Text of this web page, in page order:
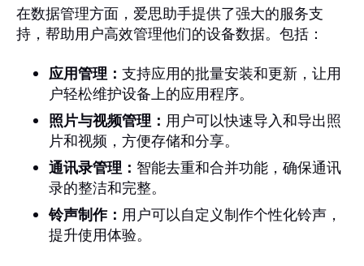
在数据管理方面，爱思助手提供了强大的服务支
持，帮助用户高效管理他们的设备数据。包括：
应用管理： 支持应用的批量安装和更新，让用
户轻松维护设备上的应用程序。
照片与视频管理： 用户可以快速导入和导出照
片和视频，方便存储和分享。
通讯录管理： 智能去重和合并功能，确保通讯
录的整洁和完整。
铃声制作： 用户可以自定义制作个性化铃声，
提升使用体验。